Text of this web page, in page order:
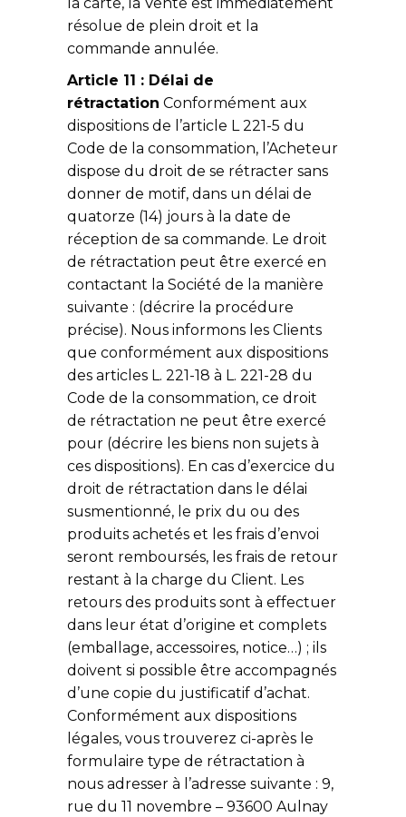
la carte, la Vente est immédiatement
résolue de plein droit et la
commande annulée.
Article 11 : Délai de
rétractation Conformément aux
dispositions de l’article L 221-5 du
Code de la consommation, l’Acheteur
dispose du droit de se rétracter sans
donner de motif, dans un délai de
quatorze (14) jours à la date de
réception de sa commande. Le droit
de rétractation peut être exercé en
contactant la Société de la manière
suivante : (décrire la procédure
précise). Nous informons les Clients
que conformément aux dispositions
des articles L. 221-18 à L. 221-28 du
Code de la consommation, ce droit
de rétractation ne peut être exercé
pour (décrire les biens non sujets à
ces dispositions). En cas d’exercice du
droit de rétractation dans le délai
susmentionné, le prix du ou des
produits achetés et les frais d’envoi
seront remboursés, les frais de retour
restant à la charge du Client. Les
retours des produits sont à effectuer
dans leur état d’origine et complets
(emballage, accessoires, notice…) ; ils
doivent si possible être accompagnés
d’une copie du justificatif d’achat.
Conformément aux dispositions
légales, vous trouverez ci-après le
formulaire type de rétractation à
nous adresser à l’adresse suivante : 9,
rue du 11 novembre – 93600 Aulnay